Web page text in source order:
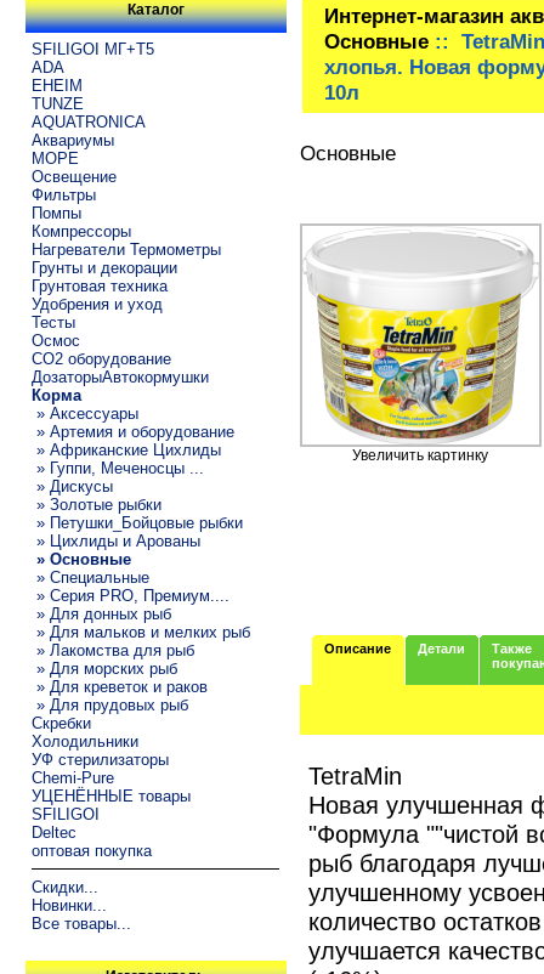
Каталог
SFILIGOI МГ+Т5
ADA
EHEIM
TUNZE
AQUATRONICA
Аквариумы
МОРЕ
Освещение
Фильтры
Помпы
Компрессоры
Нагреватели Термометры
Грунты и декорации
Грунтовая техника
Удобрения и уход
Тесты
Осмос
CO2 оборудование
ДозаторыАвтокормушки
Корма
» Аксессуары
» Артемия и оборудование
» Африканские Цихлиды
» Гуппи, Меченосцы ...
» Дискусы
» Золотые рыбки
» Петушки_Бойцовые рыбки
» Цихлиды и Арованы
» Основные
» Специальные
» Серия PRO, Премиум....
» Для донных рыб
» Для мальков и мелких рыб
» Лакомства для рыб
» Для морских рыб
» Для креветок и раков
» Для прудовых рыб
Скребки
Холодильники
УФ стерилизаторы
Chemi-Pure
УЦЕНЁННЫЕ товары
SFILIGOI
Deltec
оптовая покупка
Скидки...
Новинки...
Все товары...
Интернет-магазин
Основные:: TetraMin
хлопья. Новая
10л
Основные
Увеличить картинку
Описание Детали
Также
TetraMin
Новая улучшенная
"Формула ""чистой
рыб благодаря
улучшенному
количество
улучшается